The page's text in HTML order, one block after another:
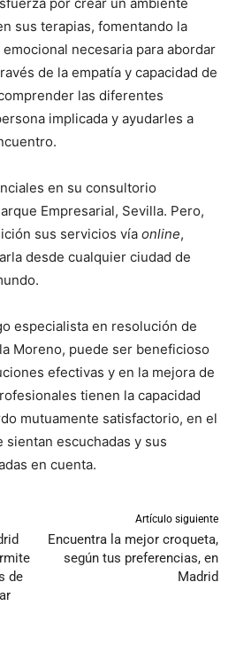
sus terapias, fomentando la
necesaria para abordar
de la empatía y capacidad de
las diferentes
implicada y ayudarles a
en su consultorio
Empresarial, Sevilla. Pero,
sus servicios vía online,
desde cualquier ciudad de
especialista en resolución de
Moreno, puede ser beneficioso
efectivas y en la mejora de
tienen la capacidad
mutuamente satisfactorio, en el
escuchadas y sus
en cuenta.
de
Artículo siguiente
Encuentra la mejor croqueta,
según tus preferencias, en
Madrid